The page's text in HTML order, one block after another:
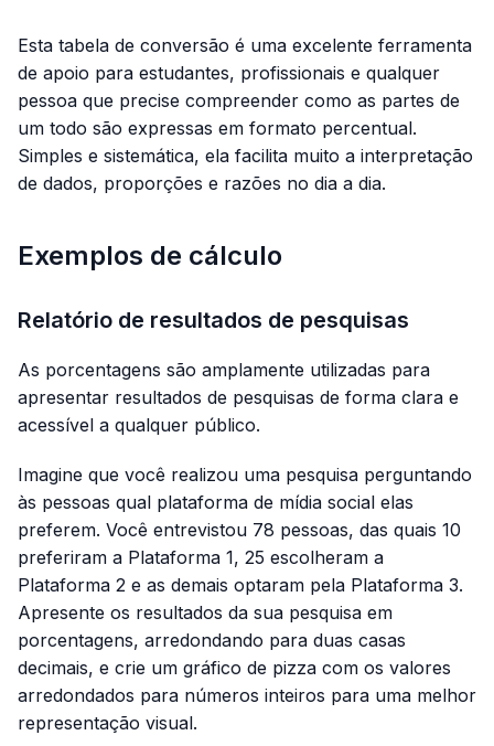
Esta tabela de conversão é uma excelente ferramenta
de apoio para estudantes, profissionais e qualquer
pessoa que precise compreender como as partes de
um todo são expressas em formato percentual.
Simples e sistemática, ela facilita muito a interpretação
de dados, proporções e razões no dia a dia.
Exemplos de cálculo
Relatório de resultados de pesquisas
As porcentagens são amplamente utilizadas para
apresentar resultados de pesquisas de forma clara e
acessível a qualquer público.
Imagine que você realizou uma pesquisa perguntando
às pessoas qual plataforma de mídia social elas
preferem. Você entrevistou 78 pessoas, das quais 10
preferiram a Plataforma 1, 25 escolheram a
Plataforma 2 e as demais optaram pela Plataforma 3.
Apresente os resultados da sua pesquisa em
porcentagens, arredondando para duas casas
decimais, e crie um gráfico de pizza com os valores
arredondados para números inteiros para uma melhor
representação visual.